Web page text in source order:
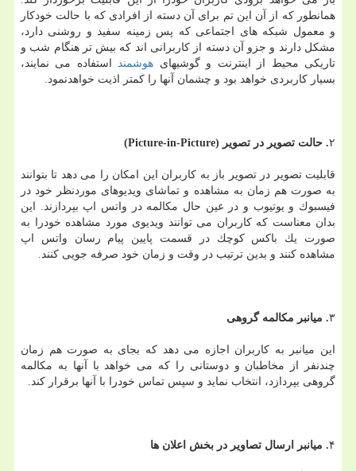
همانطور كه از آن این تم برای آن دسته از افرادی كه با حالت خودكار
و معمول شبكه های اجتماعی كه پس زمینه سفید و روشنی دارد،
مشكل دارند و جزو آن دسته از كاربرانی اند كه بیش تر هنگام شب و
تاریكی محیط از اینترنت و گوشیهای هوشمند
استفاده می نمایند،
بسیار كاربردی خواهد بود و چشمان آنها را كمتر اذیت خواهدنمود.
۲. حالت تصویر در تصویر (Picture-in-Picture)
قابلیت تصویر در تصویر باز به كاربران این امكان را می دهد تا بتوانند
به صورت هم زمان به مشاهده و تماشای ویدیوهای موردنظر خود در
فیسبوك و یوتیوب و در عین حال مكالمه در واتس اپ بپردازند. این
بدان معناست كه كاربران می توانند ویدیوی مورد مشاهده خودرا به
صورت یك باكس كوچك در قسمت پایین پیام رسان واتس اپ
مشاهده كنند و بدین ترتیب در وقت و زمان خود صرفه جویی كنند.
۳. میانبر مكالمه گروهی
این میانبر به كاربران اجازه می دهد كه بجای به صورت هم زمان
چندنفر از مخاطبان و دوستانی را كه می خواهد با آنها به مكالمه
گروهی بپردازد، انتخاب نماید و سپس تماس خودرا با آنها برقرار كند.
۴. میانبر ارسال تصاویر در بخش اعلان ها